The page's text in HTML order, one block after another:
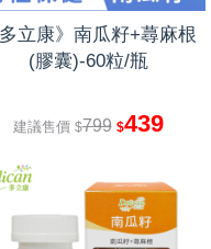
多立康》南瓜籽+蕁麻根
(膠囊)-60粒/瓶
建議售價 $799 $439